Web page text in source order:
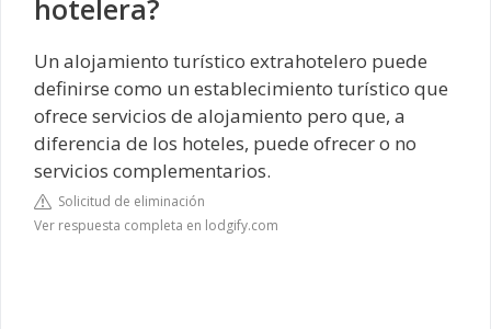
hotelera?
Un alojamiento turístico extrahotelero puede
definirse como un establecimiento turístico que
ofrece servicios de alojamiento pero que, a
diferencia de los hoteles, puede ofrecer o no
servicios complementarios.
Solicitud de eliminación
Ver respuesta completa en lodgify.com